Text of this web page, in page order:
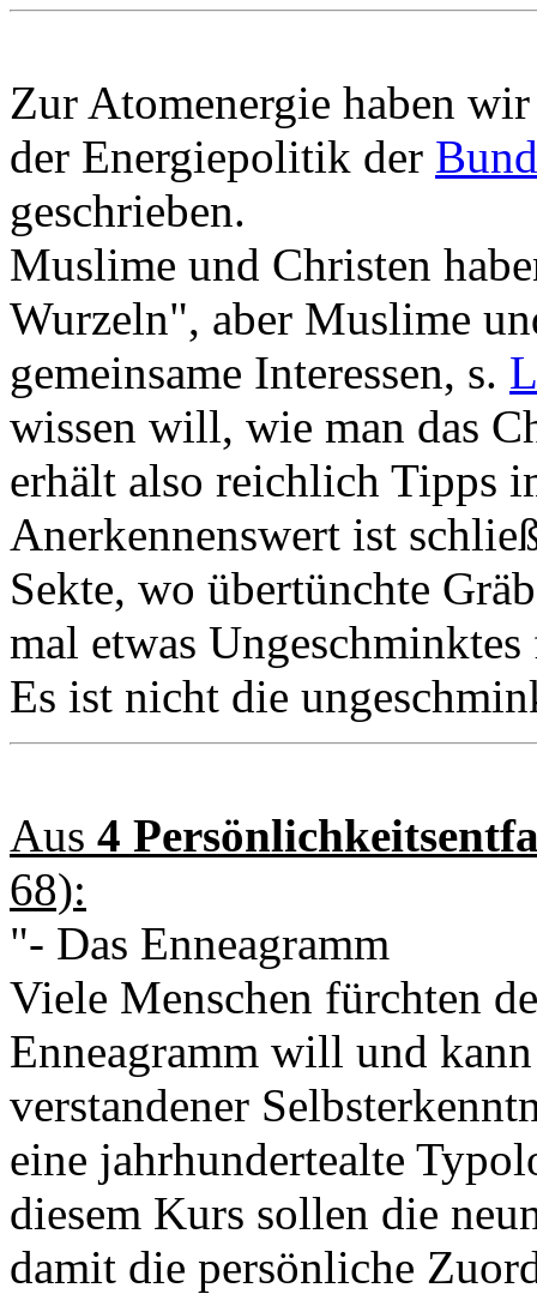
Zur Atomenergie haben
der Energiepolitik der
geschrieben.
Muslime und Christen
Wurzeln", aber Muslime
gemeinsame Interessen, s.
wissen will, wie man das
erhält also reichlich Tipps
Anerkennenswert ist
Sekte, wo übertünchte
mal etwas
Es ist nicht die
Aus 4
68):
"- Das Enneagramm
Viele Menschen fürchten
Enneagramm will und
verstandener
eine jahrhundertealte
diesem Kurs sollen die
damit die persönliche